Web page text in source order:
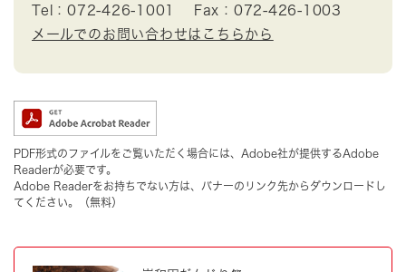
Tel：072-426-1001
Fax：072-426-1003
メールでのお問い合わせはこちらから
PDF形式のファイルをご覧いただく場合には、Adobe社が提供するAdobe
Readerが必要です。
Adobe Readerをお持ちでない方は、バナーのリンク先からダウンロードし
てください。（無料）